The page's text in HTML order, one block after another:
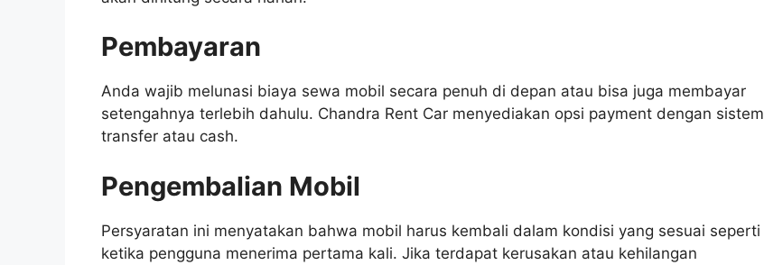
Pembayaran
Anda wajib melunasi biaya sewa mobil secara penuh di depan atau bisa juga membayar
setengahnya terlebih dahulu. Chandra Rent Car menyediakan opsi payment dengan sistem
transfer atau cash.
Pengembalian Mobil
Persyaratan ini menyatakan bahwa mobil harus kembali dalam kondisi yang sesuai seperti
ketika pengguna menerima pertama kali. Jika terdapat kerusakan atau kehilangan